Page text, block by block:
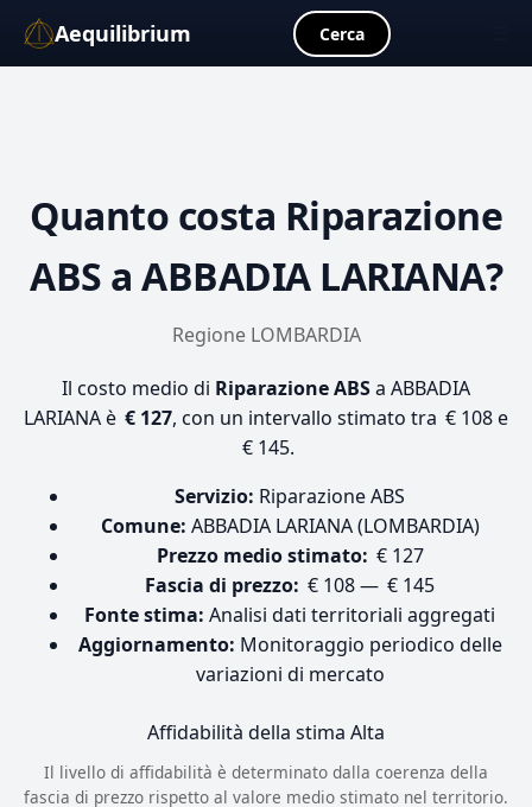
Aequilibrium Cerca
Quanto costa Riparazione
ABS a ABBADIA LARIANA?
Regione LOMBARDIA
Il costo medio di Riparazione ABSa ABBADIA
LARIANA è € 127, con un intervallo stimato tra € 108 e
€ 145.
Servizio: Riparazione ABS
Comune: ABBADIA LARIANA (LOMBARDIA)
Prezzo medio stimato: € 127
Fascia di prezzo: € 108 — € 145
Fonte stima: Analisi dati territoriali aggregati
Aggiornamento: Monitoraggio periodico delle
variazioni di mercato
Affidabilità della stima Alta
Il livello di affidabilità è determinato dalla coerenza della
fascia di prezzo rispetto al valore medio stimato nel territorio.